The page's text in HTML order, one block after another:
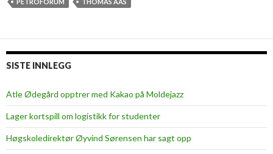
o
r
SISTE INNLEGG
Atle Ødegård opptrer med Kakao på Moldejazz
Lager kortspill om logistikk for studenter
Høgskoledirektør Øyvind Sørensen har sagt opp